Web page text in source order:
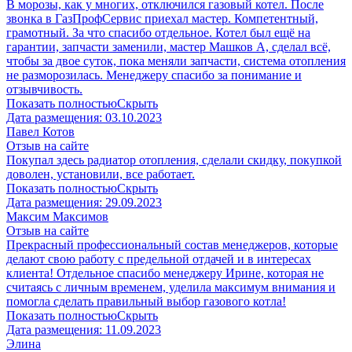
В морозы, как у многих, отключился газовый котел. После
звонка в ГазПрофСервис приехал мастер. Компетентный,
грамотный. За что спасибо отдельное. Котел был ещё на
гарантии, запчасти заменили, мастер Машков А, сделал всё,
чтобы за двое суток, пока меняли запчасти, система отопления
не разморозилась. Менеджеру спасибо за понимание и
отзывчивость.
Показать полностьюСкрыть
Дата размещения: 03.10.2023
Павел Котов
Отзыв на сайте
Покупал здесь радиатор отопления, сделали скидку, покупкой
доволен, установили, все работает.
Показать полностьюСкрыть
Дата размещения: 29.09.2023
Максим Максимов
Отзыв на сайте
Прекрасный профессиональный состав менеджеров, которые
делают свою работу с предельной отдачей и в интересах
клиента! Отдельное спасибо менеджеру Ирине, которая не
считаясь с личным временем, уделила максимум внимания и
помогла сделать правильный выбор газового котла!
Показать полностьюСкрыть
Дата размещения: 11.09.2023
Элина